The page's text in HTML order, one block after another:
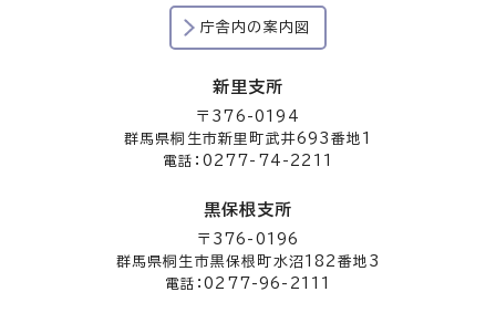
庁舎内の案内図
新里支所
〒376-0194
群馬県桐生市新里町武井693番地1
電話：0277-74-2211
黒保根支所
〒376-0196
群馬県桐生市黒保根町水沼182番地3
電話：0277-96-2111